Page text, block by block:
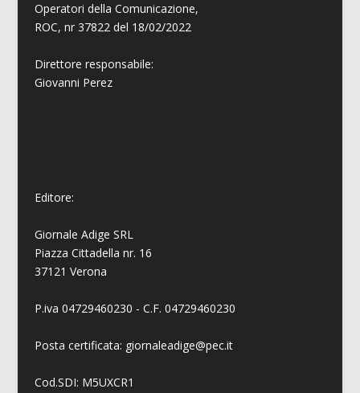
Operatori della Comunicazione,
ROC, nr 37822 del 18/02/2022
Direttore responsabile:
Giovanni Perez
Editore:
Giornale Adige SRL
Piazza Cittadella nr. 16
37121 Verona
P.iva 04729460230 - C.F. 04729460230
Posta certificata: giornaleadige@pec.it
Cod.SDI: M5UXCR1